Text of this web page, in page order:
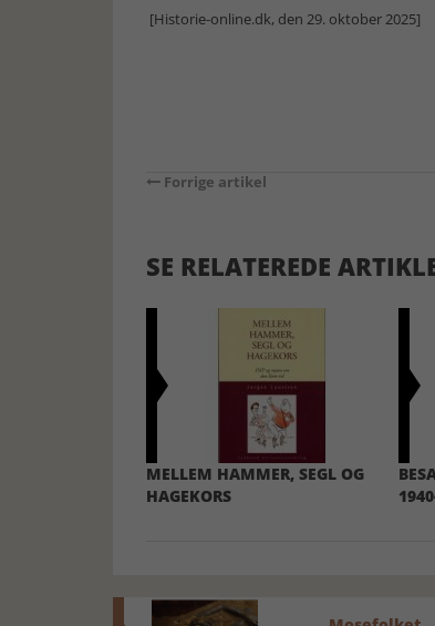
[Historie-online.dk, den 29. oktober 2025]
Forrige artikel
SE RELATEREDE
MELLEM HAMMER, SEGL OG
HAGEKORS